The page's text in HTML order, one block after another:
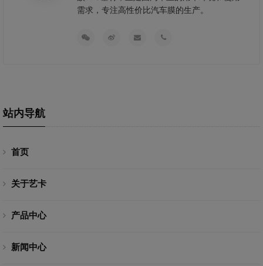
需求，专注高性价比汽车膜的生产。
站内导航
首页
关于艺卡
产品中心
新闻中心